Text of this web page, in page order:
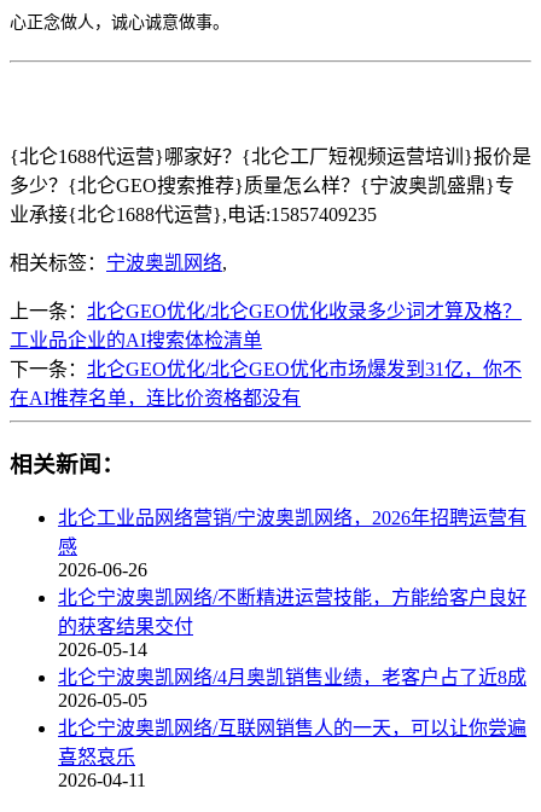
心正念做人，诚心诚意做事。
{北仑1688代运营}哪家好？{北仑工厂短视频运营培训}报价是
多少？{北仑GEO搜索推荐}质量怎么样？{宁波奥凯盛鼎}专
业承接{北仑1688代运营},电话:15857409235
相关标签： 宁波奥凯网络,
上一条： 北仑GEO优化/北仑GEO优化收录多少词才算及格？
工业品企业的AI搜索体检清单
下一条： 北仑GEO优化/北仑GEO优化市场爆发到31亿，你不
在AI推荐名单，连比价资格都没有
相关新闻：
北仑工业品网络营销/宁波奥凯网络，2026年招聘运营有
感
2026-06-26
北仑宁波奥凯网络/不断精进运营技能，方能给客户良好
的获客结果交付
2026-05-14
北仑宁波奥凯网络/4月奥凯销售业绩，老客户占了近8成
2026-05-05
北仑宁波奥凯网络/互联网销售人的一天，可以让你尝遍
喜怒哀乐
2026-04-11